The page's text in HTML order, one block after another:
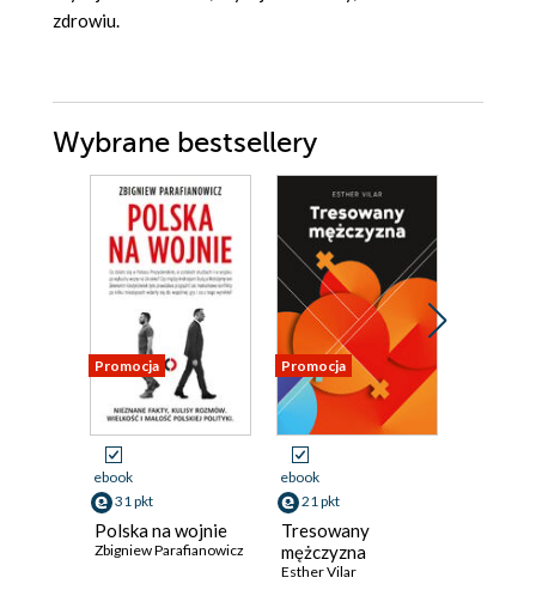
zdrowiu.
Wybrane bestsellery
Promocja
ebook
31 pkt
Polska na wojnie
Zbigniew Parafianowicz
Promocja
ebook
21 pkt
Tresowany
mężczyzna
Esther Vilar